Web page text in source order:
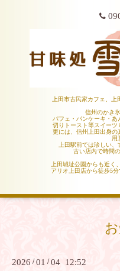
上田市古民家カフェ、上
信州のかき
パフェ・パンケーキ・あ
切りトースト等スイーツ
更には、信州上田出身
用
上田駅前では珍しい、
古い店内で時間
上田城址公園からも近く
アリオ上田店から徒歩5
2026 /01 /04 12:52